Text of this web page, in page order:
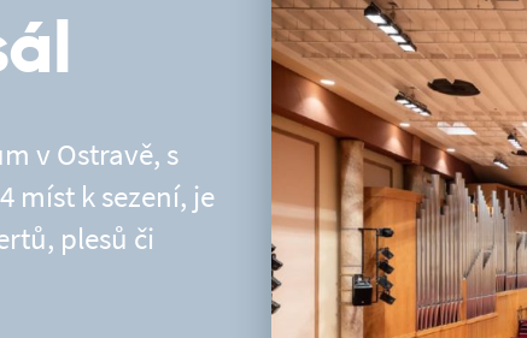
v Ostravě, s
míst k sezení, je
plesů či